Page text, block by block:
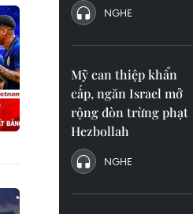
NGHE
Mỹ can thiệp khẩn
cấp, ngăn Israel mở
rộng đòn trừng phạt
Hezbollah
NGHE